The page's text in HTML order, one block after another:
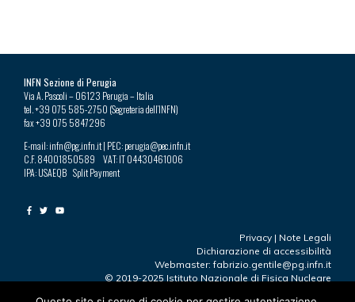
INFN Sezione di Perugia
Via A. Pascoli – 06123 Perugia – Italia
tel. +39 075 585-2750 (Segreteria dell’INFN)
fax +39 075 5847296
E-mail: infn@pg.infn.it | PEC: perugia@pec.infn.it
C.F. 84001850589 VAT: IT 04430461006
IPA: USAEQB Split Payment
Privacy | Note Legali
Dichiarazione di accessibilità
Webmaster: fabrizio.gentile@pg.infn.it
© 2019-2025 Istituto Nazionale di Fisica Nucleare